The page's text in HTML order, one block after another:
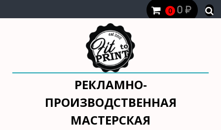
0 0₽
РЕКЛАМНО-
ПРОИЗВОДСТВЕННАЯ
МАСТЕРСКАЯ